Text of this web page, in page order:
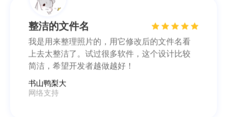
整洁的文件名
我是用来整理照片的，用它修改后的文件名看
上去太整洁了。试过很多软件，这个设计比较
简洁，希望开发者越做越好！
书山鸭梨大
网络支持